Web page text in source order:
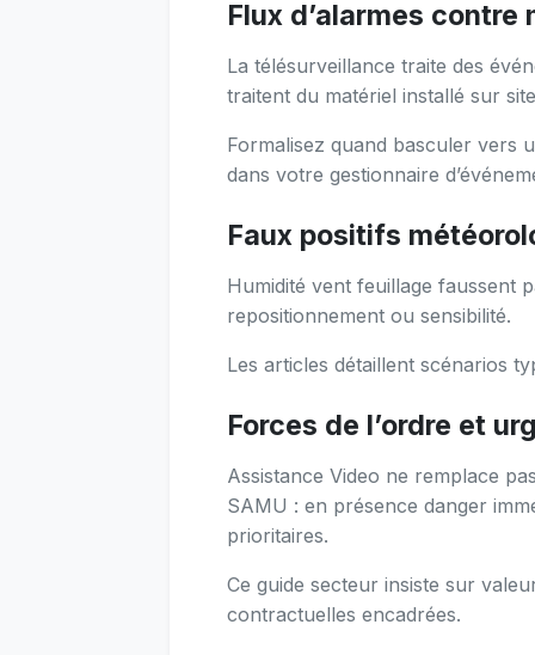
Flux d’alarmes
La télésurveillance traite des
traitent du matériel installé sur
Formalisez quand basculer vers
dans votre gestionnaire
Faux positifs
Humidité vent feuillage faussent
repositionnement ou sensibilité.
Les articles détaillent scénarios
Forces de l’ordre et
Assistance Video ne remplace
SAMU : en présence danger
prioritaires.
Ce guide secteur insiste sur
contractuelles encadrées.